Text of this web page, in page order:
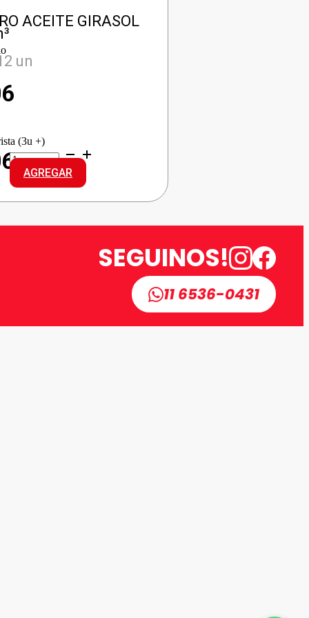
ACEITE GIRASOL
un
(3u +)
COCINERO
ACEITE
GIRASOL
cantidad
AGREGAR
SEGUINOS!
11 6536-0431